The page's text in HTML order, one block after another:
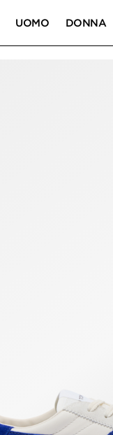
UOMO DONNA